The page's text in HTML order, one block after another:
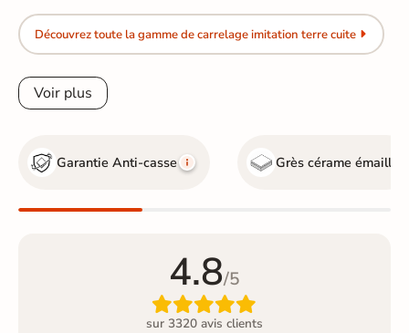
Découvrez toute la gamme de carrelage imitation terre cuite
Voir plus
Garantie Anti-casse Grès cérame émaillé
4.8/5

sur 3320 avis clients